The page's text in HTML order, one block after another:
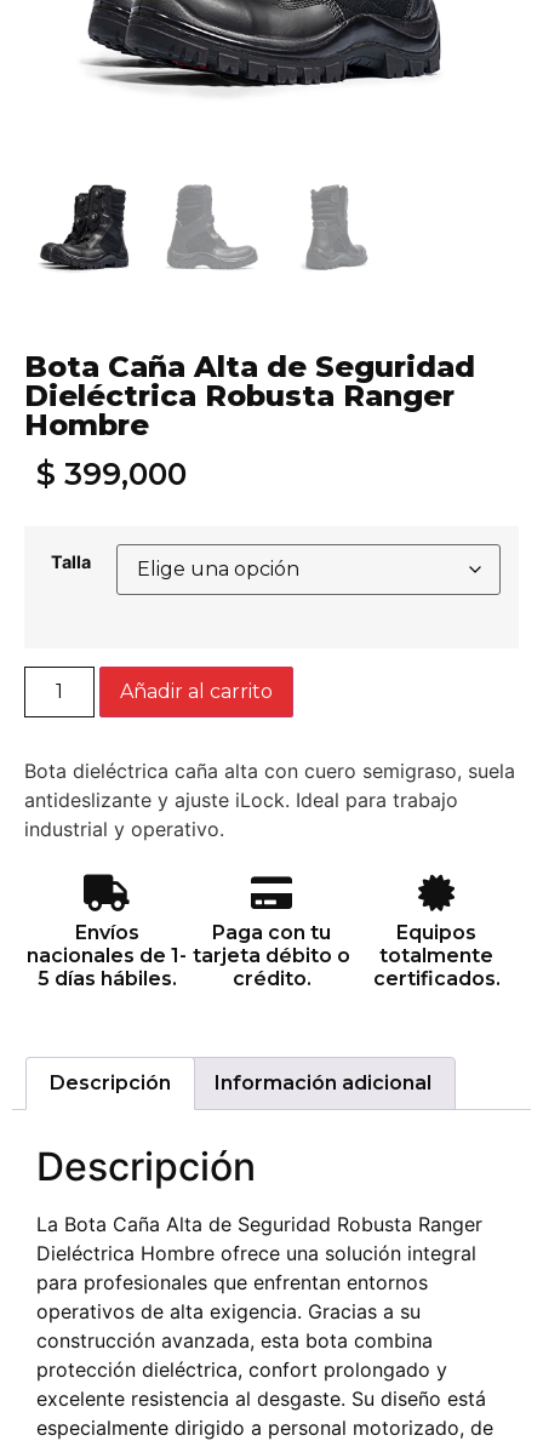
Bota Caña Alta de Seguridad
Dieléctrica Robusta Ranger
Hombre
$ 399,000
Talla
Añadir al carrito
Bota dieléctrica caña alta con cuero semigraso, suela
antideslizante y ajuste iLock. Ideal para trabajo
industrial y operativo.
Envíos
nacionales de 1-
5 días hábiles.
Paga con tu
tarjeta débito o
crédito.
Equipos
totalmente
certificados.
Descripción Información adicional
Descripción
La Bota Caña Alta de Seguridad Robusta Ranger
Dieléctrica Hombre ofrece una solución integral
para profesionales que enfrentan entornos
operativos de alta exigencia. Gracias a su
construcción avanzada, esta bota combina
protección dieléctrica, confort prolongado y
excelente resistencia al desgaste. Su diseño está
especialmente dirigido a personal motorizado, de